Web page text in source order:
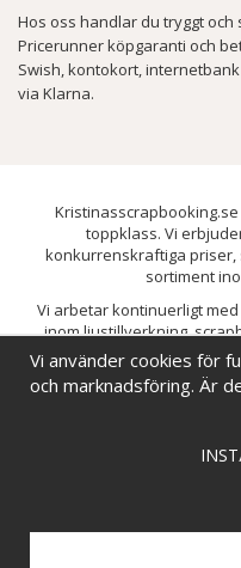
Hos oss handlar du tryggt och
Pricerunner köpgaranti och
Swish, kontokort,
via Klarna.
toppklass. Vi
konkurrenskraftiga
sortiment
Vi arbetar kontinuerligt
inom ljustillverkning,
pyssel. Målet är att bredda
utveckla vårt utbud, så att du
Vi använder cookies för
och marknadsföring. Är